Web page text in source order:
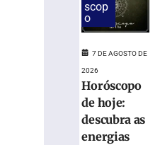
taxa
Selic
14%
ano
agosto
scop
o
7 DE AGOSTO DE
2026
Horóscopo
de hoje:
descubra as
energias